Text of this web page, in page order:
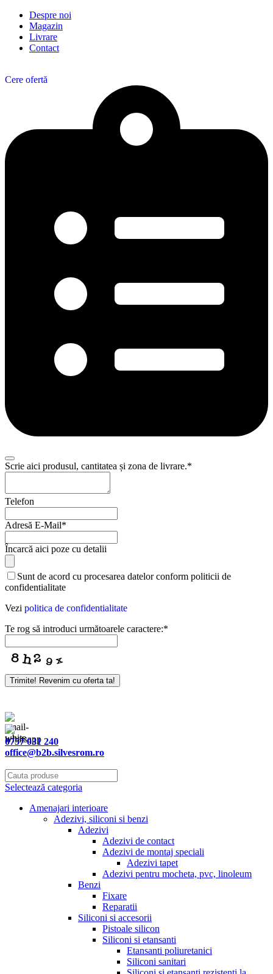
Despre noi
Magazin
Livrare
Contact
Cere ofertă
Scrie aici produsul, cantitatea și zona de livrare.*
Telefon
Adresă E-Mail*
Încarcă aici poze cu detalii
Contact
Email*
Sunt de acord cu procesarea datelor conform politicii de
confidentialitate
Vezi politica de confidentialitate
Te rog să introduci următoarele caractere:*
Trimite! Revenim cu oferta ta!
0757 031 240
office@b2b.silvesrom.ro
Selectează categoria
Amenajari interioare
Adezivi, siliconi si benzi
Adezivi
Adezivi de contact
Adezivi de montaj speciali
Adezivi tapet
Adezivi pentru mocheta, pvc, linoleum
Benzi
Fixare
Reparatii
Siliconi si accesorii
Pistoale silicon
Siliconi si etansanti
Etansanti poliuretanici
Siliconi sanitari